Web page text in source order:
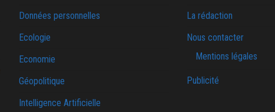
Données personnelles
Ecologie
Economie
Géopolitique
Intelligence Artificielle
La rédaction
Nous contacter
Mentions légales
Publicité